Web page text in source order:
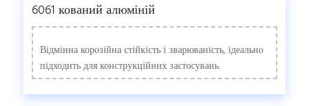
6061 кований алюміній
Відмінна корозійна стійкість і зварюваність, ідеально
підходить для конструкційних застосувань.